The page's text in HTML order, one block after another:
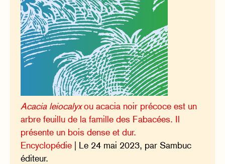
Acacia leiocalyxou acacia noir précoce est un
arbre feuillu de la famille des Fabacées. Il
présente un bois dense et dur.
Encyclopédie | Le 24 mai 2023, par Sambuc
éditeur.